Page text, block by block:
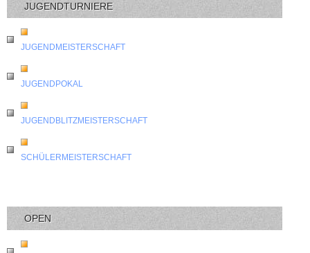
JUGENDTURNIERE
JUGENDMEISTERSCHAFT
JUGENDPOKAL
JUGENDBLITZMEISTERSCHAFT
SCHÜLERMEISTERSCHAFT
OPEN